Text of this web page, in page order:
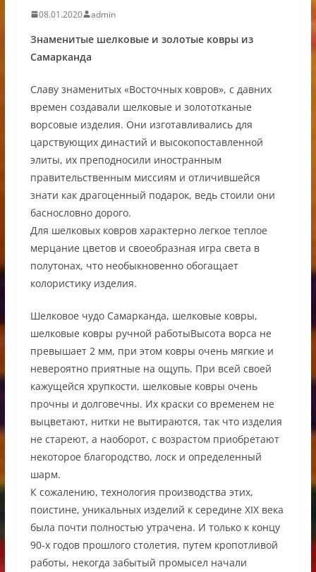
08.01.2020 admin
Знаменитые шелковые и золотые ковры из
Самарканда
Славу знаменитых «Восточных ковров», с давних
времен создавали шелковые и золототканые
ворсовые изделия. Они изготавливались для
царствующих династий и высокопоставленной
элиты, их преподносили иностранным
правительственным миссиям и отличившейся
знати как драгоценный подарок, ведь стоили они
баснословно дорого.
Для шелковых ковров характерно легкое теплое
мерцание цветов и своеобразная игра cвета в
полутонах, что необыкновенно обогащает
колористику изделия.
Шелковое чудо Самарканда, шелковые ковры,
шелковые ковры ручной работыВысота ворса не
превышает 2 мм, при этом ковры очень мягкие и
невероятно приятные на ощупь. При всей своей
кажущейся хрупкости, шелковые ковры очень
прочны и долговечны. Их краски со временем не
выцветают, нитки не вытираются, так что изделия
не стареют, а наоборот, с возрастом приобретают
некоторое благородство, лоск и определенный
шарм.
К сожалению, технология производства этих,
поистине, уникальных изделий к середине XIX века
была почти полностью утрачена. И только к концу
90-х годов прошлого столетия, путем кропотливой
работы, некогда забытый промысел начали